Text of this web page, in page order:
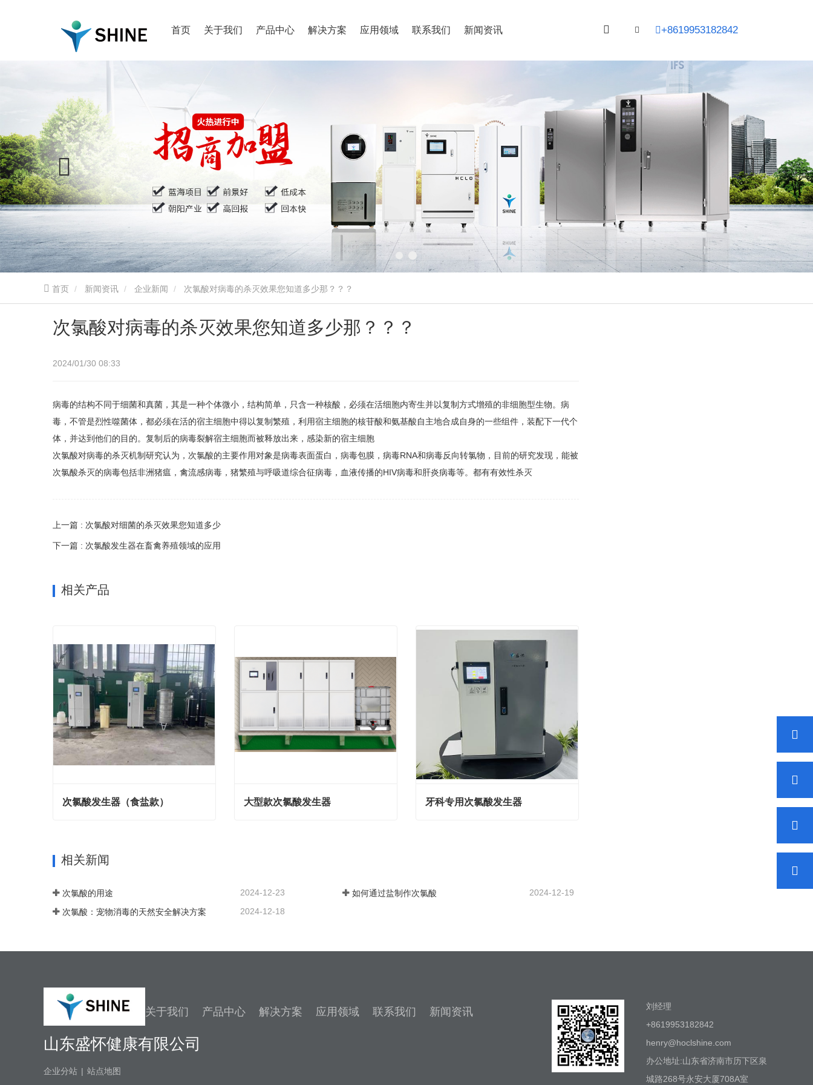
首页 关于我们 产品中心 解决方案 应用领域 联系我们 新闻资讯 +8619953182842
首页 新闻资讯 企业新闻 次氯酸对病毒的杀灭效果您知道多少那？？？
次氯酸对病毒的杀灭效果您知道多少那？？？
2024/01/30 08:33
病毒的结构不同于细菌和真菌，其是一种个体微小，结构简单，只含一种核酸，必须在活细胞内寄生并以复制方式增殖的非细胞型生物。病
毒，不管是烈性噬菌体，都必须在活的宿主细胞中得以复制繁殖，利用宿主细胞的核苷酸和氨基酸自主地合成自身的一些组件，装配下一代个
体，并达到他们的目的。复制后的病毒裂解宿主细胞而被释放出来，感染新的宿主细胞
次氯酸对病毒的杀灭机制研究认为，次氯酸的主要作用对象是病毒表面蛋白，病毒包膜，病毒RNA和病毒反向转氯物，目前的研究发现，能被
次氯酸杀灭的病毒包括非洲猪瘟，禽流感病毒，猪繁殖与呼吸道综合征病毒，血液传播的HIV病毒和肝炎病毒等。都有有效性杀灭
上一篇 : 次氯酸对细菌的杀灭效果您知道多少
下一篇 : 次氯酸发生器在畜禽养殖领域的应用
相关产品
次氯酸发生器（食盐款） 大型款次氯酸发生器 牙科专用次氯酸发生器
相关新闻
次氯酸的用途 2024-12-23 如何通过盐制作次氯酸 2024-12-19
次氯酸：宠物消毒的天然安全解决方案 2024-12-18
山东盛怀健康有限公司
企业分站 | 站点地图
关于我们 产品中心 解决方案 应用领域 联系我们 新闻资讯
刘经理
+8619953182842
henry@hoclshine.com
办公地址:山东省济南市历下区泉
城路268号永安大厦708A室